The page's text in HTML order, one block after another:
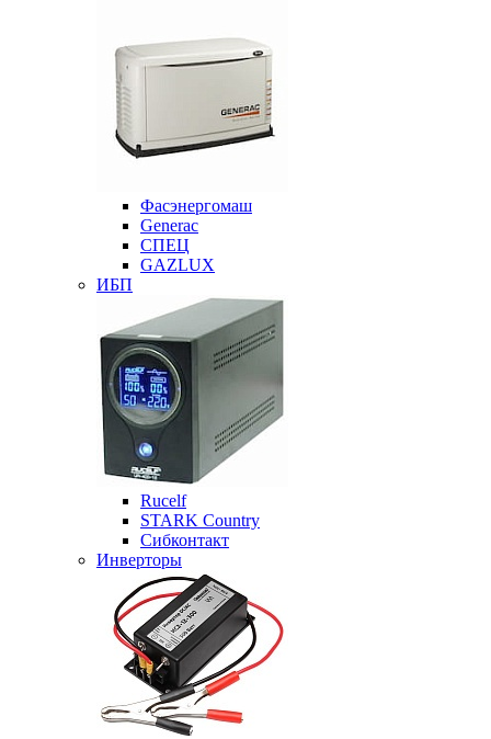
Фасэнергомаш
Generac
СПЕЦ
GAZLUX
ИБП
Rucelf
STARK Country
Сибконтакт
Инверторы